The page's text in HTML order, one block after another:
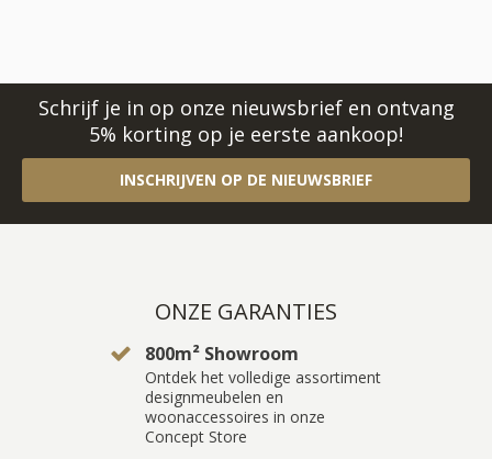
Schrijf je in op onze nieuwsbrief en ontvang
5% korting op je eerste aankoop!
INSCHRIJVEN OP DE NIEUWSBRIEF
ONZE GARANTIES
800m² Showroom
Ontdek het volledige assortiment
designmeubelen en
woonaccessoires in onze
Concept Store